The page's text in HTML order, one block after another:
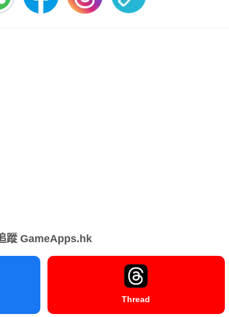
蹤 GameApps.hk
Thread